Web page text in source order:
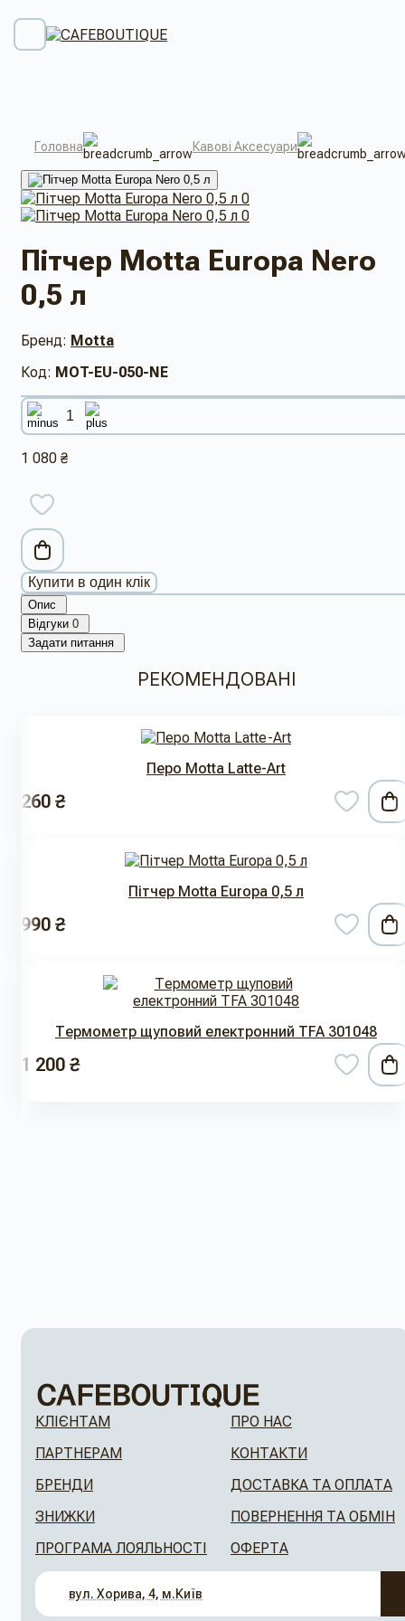
Головна Кавові Аксесуари
Пітчер Motta Europa Nero
0,5 л
Бренд: Motta
Код: MOT-EU-050-NE
1 080 ₴
Купити в один клік
Опис
Відгуки 0
Задати питання
РЕКОМЕНДОВАНІ
Перо Motta Latte-Art
260 ₴
Пітчер Motta Europa 0,5 л
990 ₴
Термометр щуповий електронний TFA 301048
1 200 ₴
КЛІЄНТАМ
ПАРТНЕРАМ
БРЕНДИ
ЗНИЖКИ
ПРОГРАМА ЛОЯЛЬНОСТІ
ПРО НАС
КОНТАКТИ
ДОСТАВКА ТА ОПЛАТА
ПОВЕРНЕННЯ ТА ОБМІН
ОФЕРТА
вул. Хорива, 4, м.Київ